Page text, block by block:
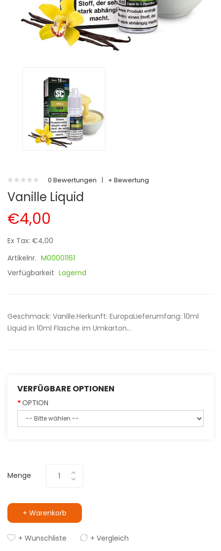
0 Bewertungen | + Bewertung
Vanille Liquid
€4,00
Ex Tax: €4,00
Artikelnr. M00001161
Verfügbarkeit Lagernd
Geschmack: Vanille.Herkunft: EuropaLieferumfang: 10ml
Liquid in 10ml Flasche im Umkarton...
VERFÜGBARE OPTIONEN
OPTION
Menge
+ Warenkorb
+ Wunschliste + Vergleich